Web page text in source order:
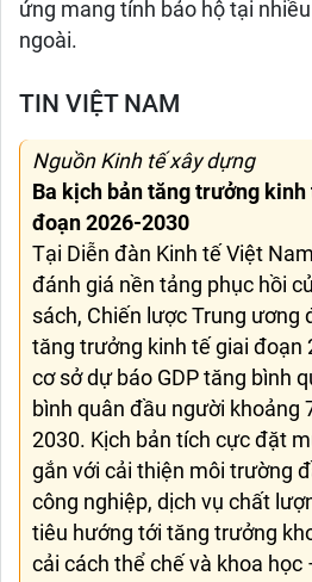
ứng mang tính bảo hộ tại
ngoài.
TIN VIỆT NAM
Nguồn Kinh tế xây dựng
Ba kịch bản tăng trưởng
đoạn 2026-2030
Tại Diễn đàn Kinh tế Việt
đánh giá nền tảng phục hồi
sách, Chiến lược Trung ương
tăng trưởng kinh tế giai đoạn
cơ sở dự báo GDP tăng bình
bình quân đầu người khoảng
2030. Kịch bản tích cực đặt
gắn với cải thiện môi trường
công nghiệp, dịch vụ chất
tiêu hướng tới tăng trưởng
cải cách thể chế và khoa học